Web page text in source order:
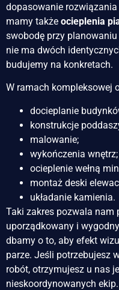
dopasowanie
mamy także ocieplenia
swobodę przy planowaniu
nie ma dwóch
budujemy na konkretach.
W ramach kompleksowej
docieplanie
konstrukcje
malowanie;
wykończenia wnętrz;
ocieplenie wełną
montaż deski
układanie kamienia.
Taki zakres pozwala nam
uporządkowany i
dbamy o to, aby efekt
parze. Jeśli potrzebujesz
robót, otrzymujesz u nas
nieskoordynowanych ekip.